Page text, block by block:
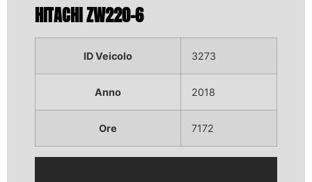
HITACHI ZW220-6
ID Veicolo 3273
Anno 2018
Ore 7172